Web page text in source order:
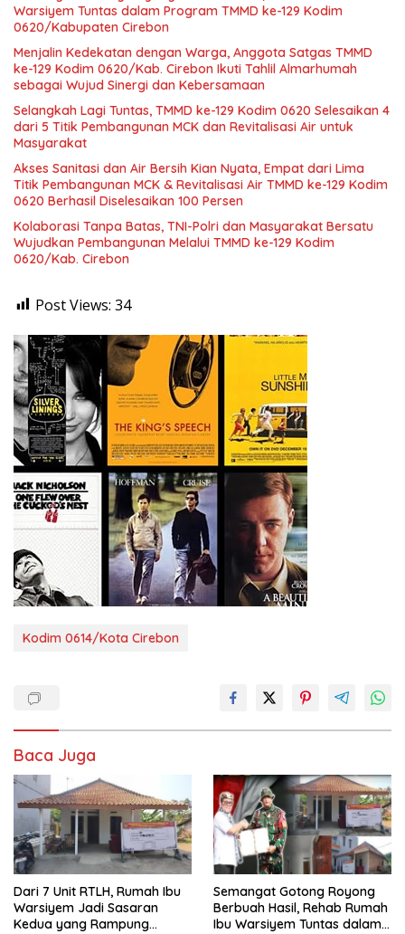
Warsiyem Tuntas dalam Program TMMD ke-129 Kodim
0620/Kabupaten Cirebon
Menjalin Kedekatan dengan Warga, Anggota Satgas TMMD
ke-129 Kodim 0620/Kab. Cirebon Ikuti Tahlil Almarhumah
sebagai Wujud Sinergi dan Kebersamaan
Selangkah Lagi Tuntas, TMMD ke-129 Kodim 0620 Selesaikan 4
dari 5 Titik Pembangunan MCK dan Revitalisasi Air untuk
Masyarakat
Akses Sanitasi dan Air Bersih Kian Nyata, Empat dari Lima
Titik Pembangunan MCK & Revitalisasi Air TMMD ke-129 Kodim
0620 Berhasil Diselesaikan 100 Persen
Kolaborasi Tanpa Batas, TNI-Polri dan Masyarakat Bersatu
Wujudkan Pembangunan Melalui TMMD ke-129 Kodim
0620/Kab. Cirebon
Post Views: 34
Kodim 0614/Kota Cirebon
Baca Juga
Dari 7 Unit RTLH, Rumah Ibu
Warsiyem Jadi Sasaran
Kedua yang Rampung
Semangat Gotong Royong
Berbuah Hasil, Rehab Rumah
Ibu Warsiyem Tuntas dalam